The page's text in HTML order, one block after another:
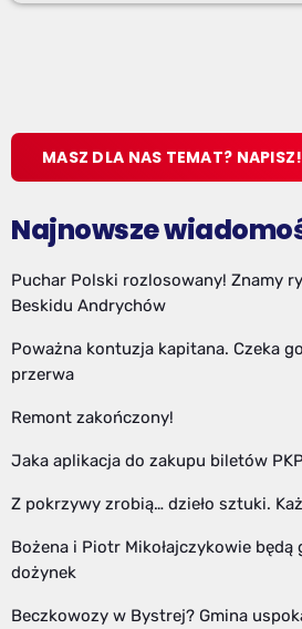
MASZ DLA NAS TEMAT? NAPISZ!
Najnowsze
Puchar Polski rozlosowany! Znamy
Beskidu Andrychów
Poważna kontuzja kapitana. Czeka
przerwa
Remont zakończony!
Jaka aplikacja do zakupu biletów
Z pokrzywy zrobią… dzieło sztuki.
Bożena i Piotr Mikołajczykowie będą
dożynek
Beczkowozy w Bystrej? Gmina